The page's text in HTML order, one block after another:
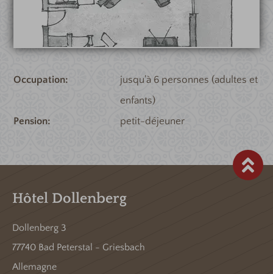
Occupation
jusqu'à 6 personnes (adultes et
enfants)
Pension
petit-déjeuner
Hôtel Dollenberg
Dollenberg 3
77740 Bad Peterstal - Griesbach
Allemagne